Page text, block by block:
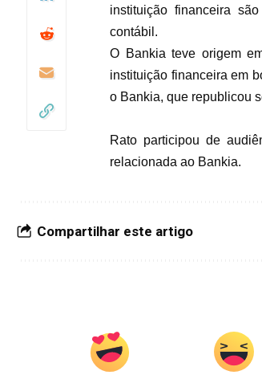
instituição financeira
contábil.
O Bankia teve origem
instituição financeira em
o Bankia, que republicou
Rato participou de
relacionada ao Bankia.
Compartilhar este artigo